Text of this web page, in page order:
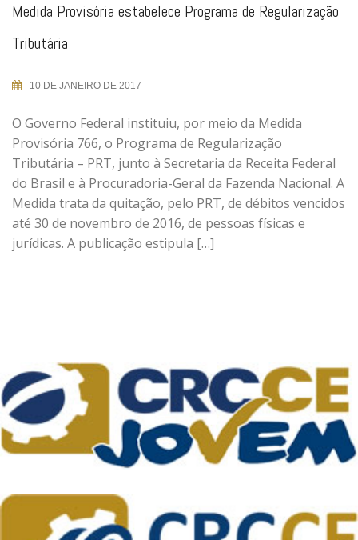
Medida Provisória estabelece Programa de Regularização
Tributária
10 DE JANEIRO DE 2017
O Governo Federal instituiu, por meio da Medida
Provisória 766, o Programa de Regularização
Tributária – PRT, junto à Secretaria da Receita Federal
do Brasil e à Procuradoria-Geral da Fazenda Nacional. A
Medida trata da quitação, pelo PRT, de débitos vencidos
até 30 de novembro de 2016, de pessoas físicas e
jurídicas. A publicação estipula […]